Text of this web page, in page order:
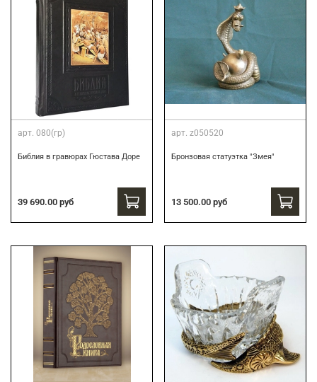
арт. 080(гр)
Библия в гравюрах Гюстава Доре
39 690.00 руб
арт. z050520
Бронзовая статуэтка "Змея"
13 500.00 руб